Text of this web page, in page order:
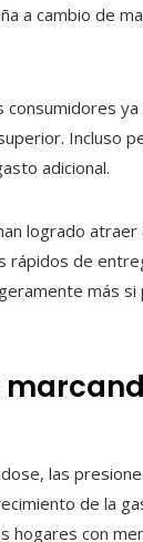
a cambio de
ya
Incluso
adicional.
logrado
rápidos de
más si
las
de la
hogares con